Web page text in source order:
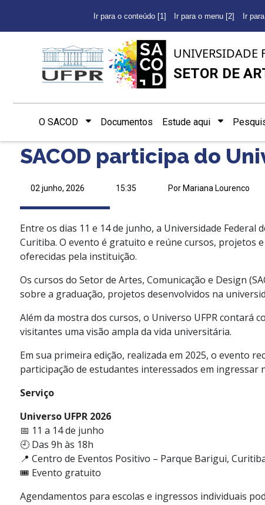
Ir para o conteúdo [1] Ir para o menu [2] Ir
UNIVERSIDADE
SETOR DE
O SACOD Documentos Estude aqui
SACOD participa do
02 junho, 2026 15:35 Por Mariana Lourenco
Entre os dias 11 e 14 de junho, a Universidade
Curitiba. O evento é gratuito e reúne cursos, projetos
oferecidas pela instituição.
Os cursos do Setor de Artes, Comunicação e Design
sobre a graduação, projetos desenvolvidos na
Além da mostra dos cursos, o Universo UFPR contará
visitantes uma visão ampla da vida universitária.
Em sua primeira edição, realizada em 2025, o evento
participação de estudantes interessados em ingressar
Serviço
Universo UFPR 2026
📅 11 a 14 de junho
🕘 Das 9h às 18h
📍 Centro de Eventos Positivo – Parque Barigui,
🎟️ Evento gratuito
Agendamentos para escolas e ingressos individuais